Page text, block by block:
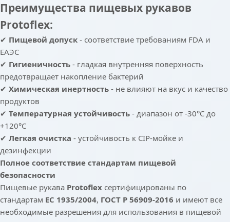
Преимущества пищевых рукавов
Protoflex:
✔ Пищевой допуск - соответствие требованиям FDA и
ЕАЭС
✔ Гигиеничность - гладкая внутренняя поверхность
предотвращает накопление бактерий
✔ Химическая инертность - не влияют на вкус и качество
продуктов
✔ Температурная устойчивость - диапазон от -30°C до
+120°C
✔ Легкая очистка - устойчивость к CIP-мойке и
дезинфекции
Полное соответствие стандартам пищевой
безопасности
Пищевые рукава Protoflex сертифицированы по
стандартам EC 1935/2004, ГОСТ Р 56909-2016 и имеют все
необходимые разрешения для использования в пищевой